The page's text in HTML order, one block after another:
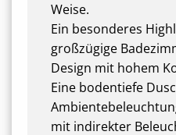
Weise.
Ein besonderes
großzügige
Design mit hohem
Eine bodentiefe
mit indirekter